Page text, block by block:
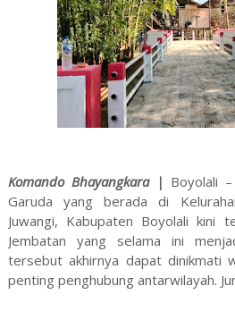
Komando Bhayangkara | Boyolali
Garuda yang berada di
Juwangi, Kabupaten Boyolali kini
Jembatan yang selama ini
tersebut akhirnya dapat dinikmati
penting penghubung antarwilayah.